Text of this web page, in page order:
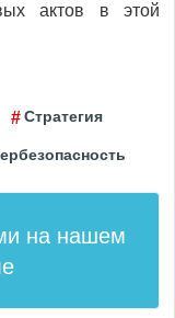
актов в этой
Стратегия
на нашем